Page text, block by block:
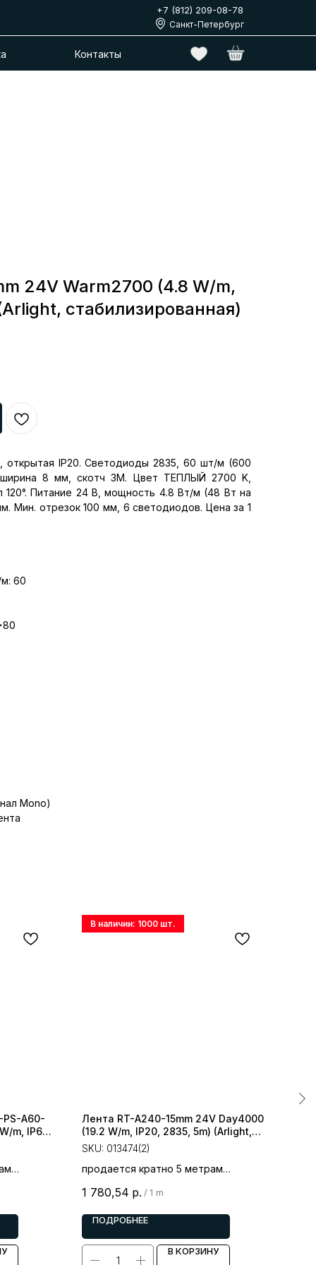
Контакты
Санкт-Петербург
+7 (812) 209-08-78
24V Warm2700 (4.8 W/m,
стабилизированная)
открытая IP20. Светодиоды 2835, 60 шт/м (600
8 мм, скотч 3M. Цвет ТЕПЛЫЙ 2700 K,
120°. Питание 24 В, мощность 4.8 Вт/м (48 Вт на
Мин. отрезок 100 мм, 6 светодиодов. Цена за 1
60
Mono)
PS-A60-
m, IP67,
Лента RT-A240-15mm 24V Day4000
(19.2 W/m, IP20, 2835, 5m) (Arlight,
Открытый)
SKU: 013474(2)
продается кратно 5 метрам
1 780,54 р. / 1 m
ПОДРОБНЕЕ
В КОРЗИНУ